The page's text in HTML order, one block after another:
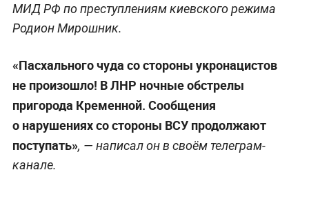
МИД РФ по преступлениям киевского режима
Родион Мирошник.
«Пасхального чуда со стороны укронацистов
не произошло! В ЛНР ночные обстрелы
пригорода Кременной. Сообщения
о нарушениях со стороны ВСУ продолжают
поступать», — написал он в своём телеграм-
канале.